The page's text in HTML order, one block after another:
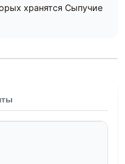
хранятся Сыпучие